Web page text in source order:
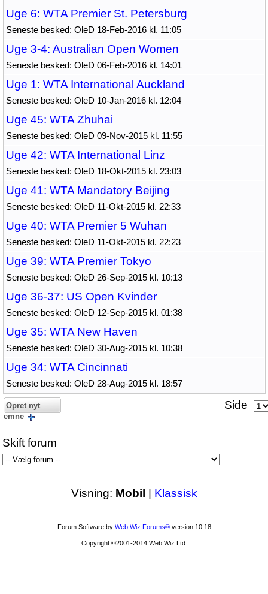
Uge 6: WTA Premier St. Petersburg
Seneste besked: OleD 18-Feb-2016 kl. 11:05
Uge 3-4: Australian Open Women
Seneste besked: OleD 06-Feb-2016 kl. 14:01
Uge 1: WTA International Auckland
Seneste besked: OleD 10-Jan-2016 kl. 12:04
Uge 45: WTA Zhuhai
Seneste besked: OleD 09-Nov-2015 kl. 11:55
Uge 42: WTA International Linz
Seneste besked: OleD 18-Okt-2015 kl. 23:03
Uge 41: WTA Mandatory Beijing
Seneste besked: OleD 11-Okt-2015 kl. 22:33
Uge 40: WTA Premier 5 Wuhan
Seneste besked: OleD 11-Okt-2015 kl. 22:23
Uge 39: WTA Premier Tokyo
Seneste besked: OleD 26-Sep-2015 kl. 10:13
Uge 36-37: US Open Kvinder
Seneste besked: OleD 12-Sep-2015 kl. 01:38
Uge 35: WTA New Haven
Seneste besked: OleD 30-Aug-2015 kl. 10:38
Uge 34: WTA Cincinnati
Seneste besked: OleD 28-Aug-2015 kl. 18:57
Opret nyt
emne
Side
Skift forum
Visning: Mobil | Klassisk
Forum Software by Web Wiz Forums®version 10.18
Copyright ©2001-2014 Web Wiz Ltd.